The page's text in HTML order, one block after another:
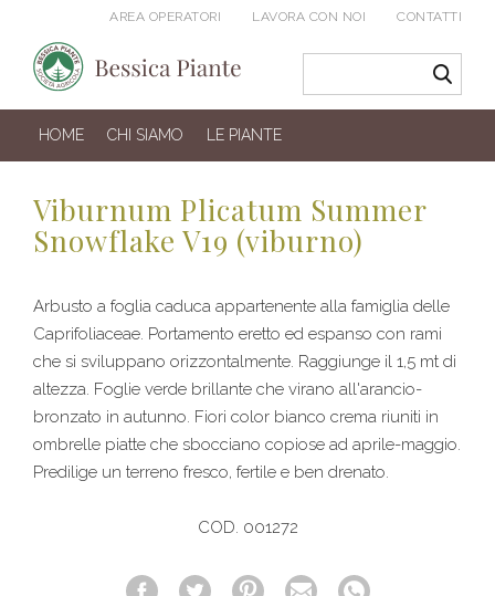
AREA OPERATORI LAVORA CON NOI CONTATTI
HOME CHI SIAMO LE PIANTE
Viburnum Plicatum Summer
Snowflake V19 (viburno)
Arbusto a foglia caduca appartenente alla famiglia delle
Caprifoliaceae. Portamento eretto ed espanso con rami
che si sviluppano orizzontalmente. Raggiunge il 1,5 mt di
altezza. Foglie verde brillante che virano all'arancio-
bronzato in autunno. Fiori color bianco crema riuniti in
ombrelle piatte che sbocciano copiose ad aprile-maggio.
Predilige un terreno fresco, fertile e ben drenato.
COD. 001272